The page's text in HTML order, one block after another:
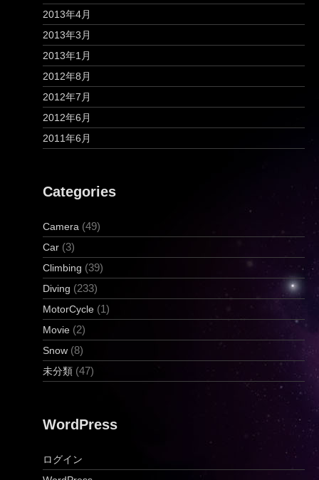
2013年4月
2013年3月
2013年1月
2012年8月
2012年7月
2012年6月
2011年6月
Categories
Camera (49)
Car (3)
Climbing (39)
Diving (233)
MotorCycle (1)
Movie (2)
Snow (8)
未分類 (47)
WordPress
ログイン